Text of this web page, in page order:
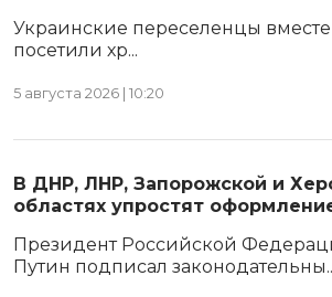
Украинские переселенцы
посетили хр...
5 августа 2026 | 10:20
В ДНР, ЛНР, Запорожской и
областях упростят
Президент Российской
Путин подписал